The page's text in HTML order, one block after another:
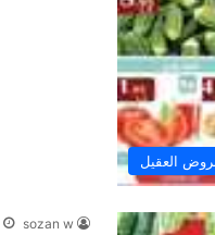
العقيل
sozan w